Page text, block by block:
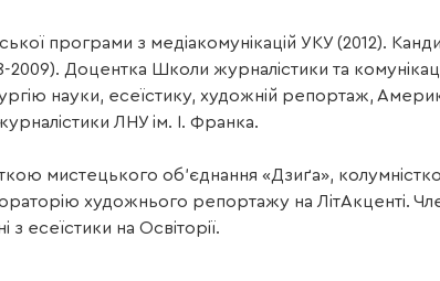
програми з медіакомунікацій УКУ (2012).
2009). Доцентка Школи журналістики та
науки, есеїстику, художній репортаж,
ЛНУ ім. І. Франка.
мистецького об’єднання «Дзиґа»,
художнього репортажу на ЛітАкценті.
есеїстики на Освіторії.